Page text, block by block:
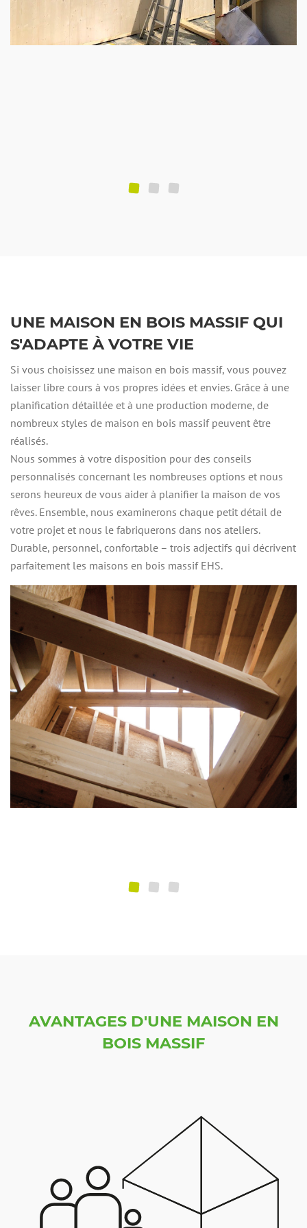
UNE MAISON EN BOIS MASSIF QUI
S'ADAPTE À VOTRE VIE
Si vous choisissez une maison en bois massif, vous pouvez
laisser libre cours à vos propres idées et envies. Grâce à une
planification détaillée et à une production moderne, de
nombreux styles de maison en bois massif peuvent être
réalisés.
Nous sommes à votre disposition pour des conseils
personnalisés concernant les nombreuses options et nous
serons heureux de vous aider à planifier la maison de vos
rêves. Ensemble, nous examinerons chaque petit détail de
votre projet et nous le fabriquerons dans nos ateliers.
Durable, personnel, confortable – trois adjectifs qui décrivent
parfaitement les maisons en bois massif EHS.
AVANTAGES D'UNE MAISON EN
BOIS MASSIF